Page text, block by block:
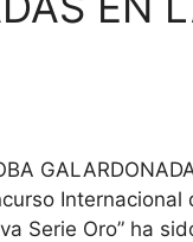
Internacional
Serie Oro” ha